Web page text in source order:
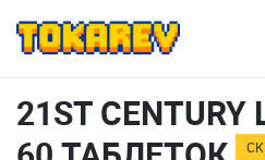
21ST CENTURY